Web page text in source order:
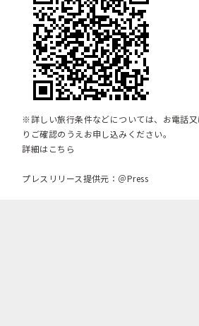
※詳しい旅行条件などについては、お電話
りご確認のうえお申し込みください。
詳細はこちら
プレスリリース提供元：＠Press